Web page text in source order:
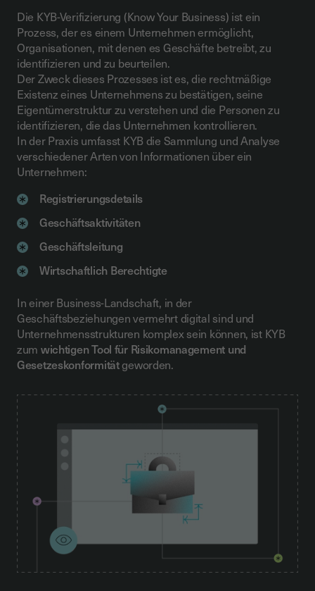
Die KYB-Verifizierung (Know Your Business) ist ein
Prozess, der es einem Unternehmen ermöglicht,
Organisationen, mit denen es Geschäfte betreibt, zu
identifizieren und zu beurteilen.
Der Zweck dieses Prozesses ist es, die rechtmäßige
Existenz eines Unternehmens zu bestätigen, seine
Eigentümerstruktur zu verstehen und die Personen zu
identifizieren, die das Unternehmen kontrollieren.
In der Praxis umfasst KYB die Sammlung und Analyse
verschiedener Arten von Informationen über ein
Unternehmen:
Registrierungsdetails
Geschäftsaktivitäten
Geschäftsleitung
Wirtschaftlich Berechtigte
In einer Business-Landschaft, in der
Geschäftsbeziehungen vermehrt digital sind und
Unternehmensstrukturen komplex sein können, ist KYB
zum wichtigen Tool für Risikomanagement und
Gesetzeskonformitätgeworden.